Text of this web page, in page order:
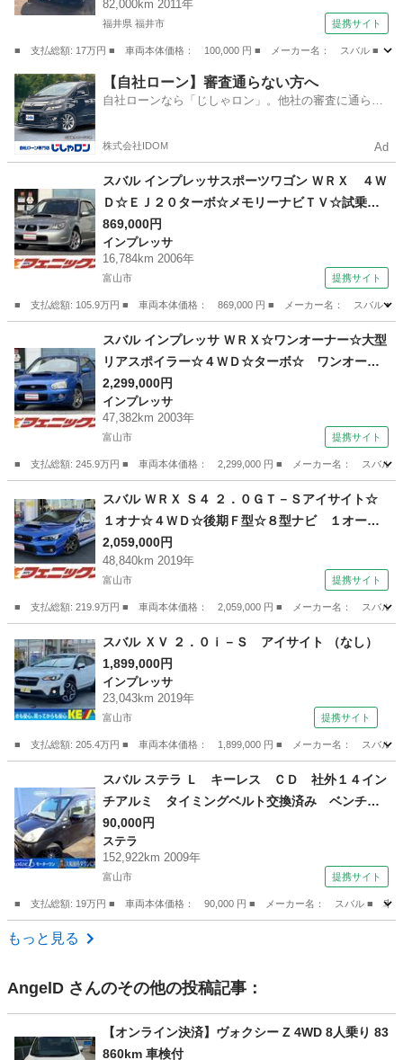
82,000km 2011年
福井県 福井市 提携サイト
■ 支払総額: 17万円 ■ 車両本体価格： 100,000 円 ■ メーカー名： スバル ■
福井 福井市 ステラ
【自社ローン】審査通らない方へ
自社ローンなら「じしゃロン」。他社の審査に通らな
株式会社IDOM Ad
スバル インプレッサスポーツワゴン ＷＲＸ ４Ｗ
Ｄ☆ＥＪ２０ターボ☆メモリーナビＴＶ☆試乗Ｏ
Ｋ☆ ＥＪ２０ターボエンジン マニュアルモー
ド メモリーナビ フルセグＴＶ Ｂｌｕｅｔｏ
ｏｔｈ バックカメラ ＥＴＣ ドライブレコー
ダー 革巻きステアリング ディスチャージライ
ト 試乗ＯＫ （なし）
869,000円
インプレッサ
16,784km 2006年
富山市 提携サイト
■ 支払総額: 105.9万円 ■ 車両本体価格： 869,000 円 ■ メーカー名： スバル
インプレッサ
スバル インプレッサ ＷＲＸ☆ワンオーナー☆大型
リアスポイラー☆４ＷＤ☆ターボ☆ ワンオーナ
ー☆大型リアスポイラー☆５速マニュアル☆ＷＲ
ブルーマイカ☆４ＷＤ☆ＥＪ２０ターボ☆フロン
トスポイラー☆純正対向キャリパー☆純正モモス
テ☆フォグランプ☆ＥＴＣ☆ターボタイマー☆Ｈ
ＩＤ☆試乗ＯＫ （なし）
2,299,000円
インプレッサ
47,382km 2003年
富山市 提携サイト
■ 支払総額: 245.9万円 ■ 車両本体価格： 2,299,000 円 ■ メーカー名： スバ
インプレッサ
スバル ＷＲＸ Ｓ４ ２．０ＧＴ－Ｓアイサイト☆
１オナ☆４ＷＤ☆後期Ｆ型☆８型ナビ １オーナ
ー☆後期Ｆ型☆ターボ☆アイサイトセイフティプ
ラス☆８型ナビ☆バックカメラ☆ビルトインＥＴ
Ｃ☆ＴＥＩＮ車高調☆柿本改マフラー☆ＷＯＲＫ
エモーション１８ＡＷ☆大型リアスポイラー☆前
席シートヒーター （検8.9）
2,059,000円
48,840km 2019年
富山市 提携サイト
■ 支払総額: 219.9万円 ■ 車両本体価格： 2,059,000 円 ■ メーカー名： スバ
スバル
スバル ＸＶ ２．０ｉ－Ｓ アイサイト （なし）
1,899,000円
インプレッサ
23,043km 2019年
富山市 提携サイト
■ 支払総額: 205.4万円 ■ 車両本体価格： 1,899,000 円 ■ メーカー名： スバ
インプレッサ
スバル ステラ Ｌ キーレス ＣＤ 社外１４イン
チアルミ タイミングベルト交換済み ベンチシ
ート 衝突安全ボディ 盗難防止システム デュ
アルエアバッグ （車検整備付）
90,000円
ステラ
152,922km 2009年
富山市 提携サイト
■ 支払総額: 19万円 ■ 車両本体価格： 90,000 円 ■ メーカー名： スバル ■ 車
富山 富山市
もっと見る
AngelD さんのその他の投稿記事：
【オンライン決済】ヴォクシー Z 4WD 8人乗り 83
860km 車検付